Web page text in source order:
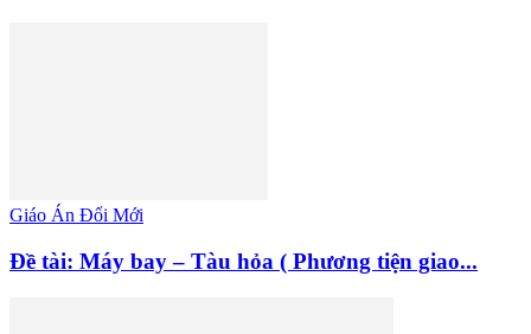
Giáo Án Đổi Mới
Đề tài: Máy bay – Tàu hỏa ( Phương tiện giao...